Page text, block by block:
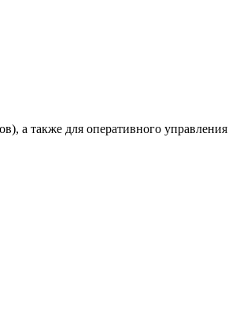
а также для оперативного управления